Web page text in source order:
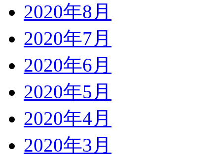
2020年8月
2020年7月
2020年6月
2020年5月
2020年4月
2020年3月